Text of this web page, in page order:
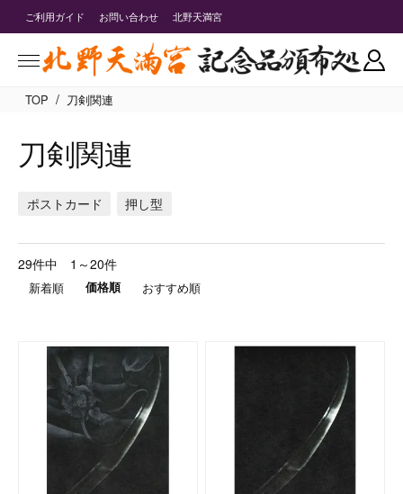
ご利用ガイド お問い合わせ 北野天満宮
TOP / 刀剣関連
刀剣関連
ポストカード 押し型
29件中 1～20件
新着順 価格順 おすすめ順